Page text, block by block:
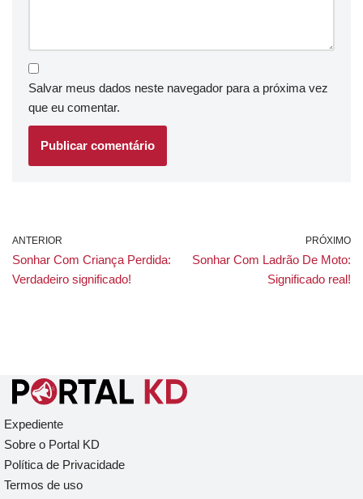
Salvar meus dados neste navegador para a próxima vez
que eu comentar.
ANTERIOR
Sonhar Com Criança Perdida:
Verdadeiro significado!
PRÓXIMO
Sonhar Com Ladrão De Moto:
Significado real!
Expediente
Sobre o Portal KD
Política de Privacidade
Termos de uso